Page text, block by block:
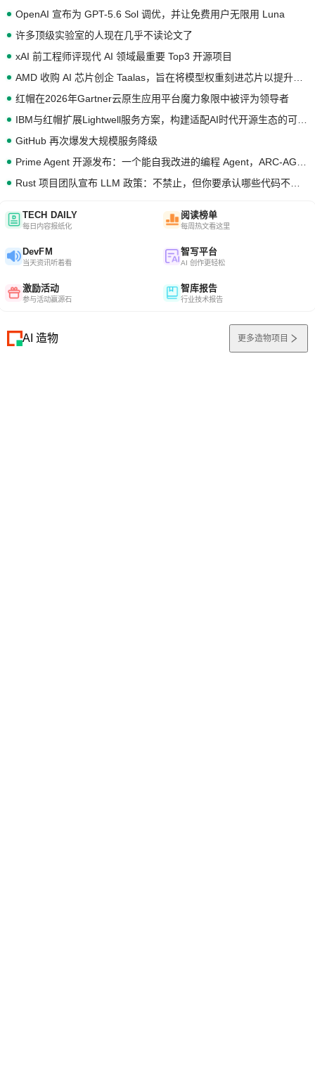
OpenAI 宣布为 GPT-5.6 Sol 调优，并让免费用户无限用 Luna
许多顶级实验室的人现在几乎不读论文了
xAI 前工程师评现代 AI 领域最重要 Top3 开源项目
红帽在2026年Gartner云原生应用平台魔力象限中被评为领导者
GitHub 再次爆发大规模服务降级
TECH DAILY
每日内容报纸化
阅读榜单
每周热文看这里
DevFM
当天资讯听着看
智写平台
AI 创作更轻松
激励活动
参与活动赢源石
智库报告
行业技术报告
AI 造物 更多造物项目